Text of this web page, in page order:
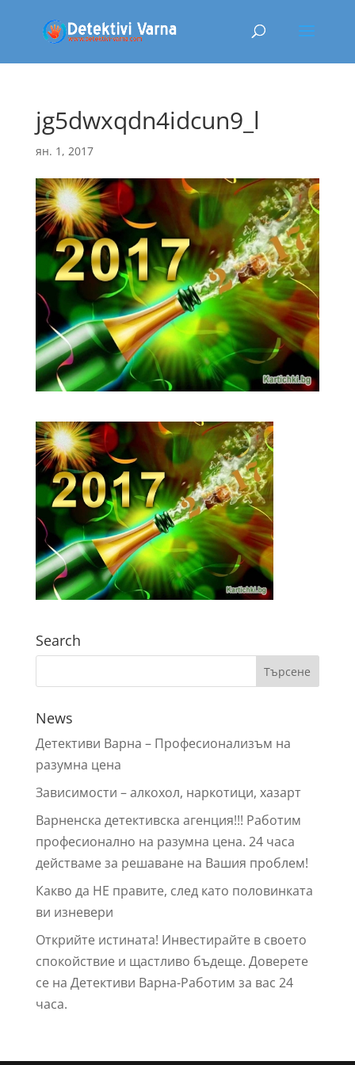
jg5dwxqdn4idcun9_l
ян. 1, 2017
Search
News
Детективи Варна – Профeсионализъм на
разумна цена
Зависимости – алкохол, наркотици, хазарт
Варненска детективска агенция!!! Работим
професионално на разумна цена. 24 часа
действаме за решаване на Вашия проблем!
Какво да НЕ правите, след като половинката
ви изневери
Открийте истината! Инвестирайте в своето
спокойствие и щастливо бъдеще. Доверете
се на Детективи Варна-Работим за вас 24
часа.